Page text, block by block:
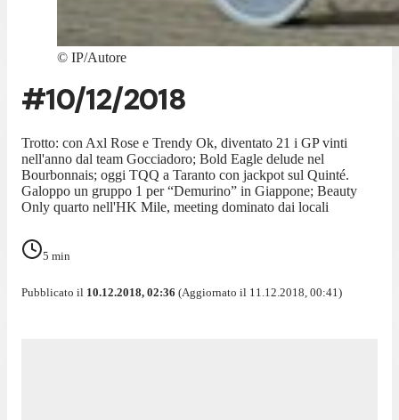
© IP/Autore
#10/12/2018
Trotto: con Axl Rose e Trendy Ok, diventato 21 i GP vinti
nell'anno dal team Gocciadoro; Bold Eagle delude nel
Bourbonnais; oggi TQQ a Taranto con jackpot sul Quinté.
Galoppo un gruppo 1 per “Demurino” in Giappone; Beauty
Only quarto nell'HK Mile, meeting dominato dai locali
5 min
Pubblicato il 10.12.2018, 02:36 (Aggiornato il 11.12.2018, 00:41)